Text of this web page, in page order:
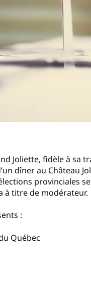
Joliette, fidèle à sa
dîner au Château
provinciales
à titre de modérateur.
:
Québec